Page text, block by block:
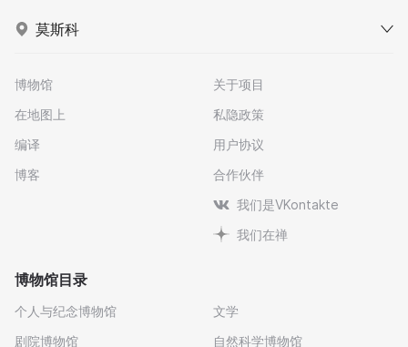
莫斯科
博物馆
在地图上
编译
博客
关于项目
私隐政策
用户协议
合作伙伴
我们是VKontakte
我们在禅
博物馆目录
个人与纪念博物馆
剧院博物馆
文学
自然科学博物馆